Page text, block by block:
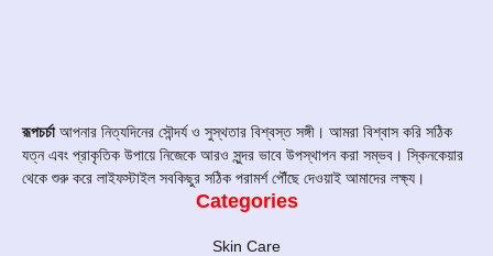
রূপচর্চাআপনার নিত্যদিনের সৌন্দর্য ও সুস্থতার বিশ্বস্ত সঙ্গী। আমরা বিশ্বাস করি সঠিক
যত্ন এবং প্রাকৃতিক উপায়ে নিজেকে আরও সুন্দর ভাবে উপস্থাপন করা সম্ভব। স্কিনকেয়ার
থেকে শুরু করে লাইফস্টাইল সবকিছুর সঠিক পরামর্শ পৌঁছে দেওয়াই আমাদের লক্ষ্য।
Categories
Skin Care